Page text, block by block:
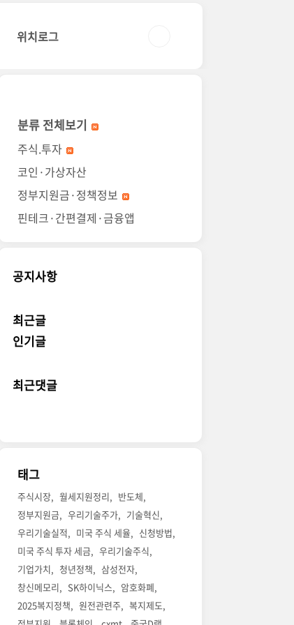
위치로그
분류 전체보기
주식.투자
코인·가상자산
정부지원금·정책정보
핀테크·간편결제·금융앱
공지사항
최근글
인기글
최근댓글
태그
주식시장 월세지원정리
반도체
정부지원금
우리기술주가
기술혁신
우리기술실적
미국 주식 세율
신청방법
미국 주식 투자 세금
우리기술주식
기업가치
청년정책
삼성전자
창신메모리
SK하이닉스
암호화폐
2025복지정책
원전관련주
복지제도